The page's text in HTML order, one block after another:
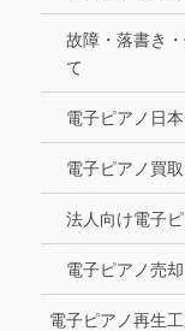
故障・落書き
て
電子ピアノ日
電子ピアノ買
法人向け電子
電子ピアノ売
電子ピアノ再生